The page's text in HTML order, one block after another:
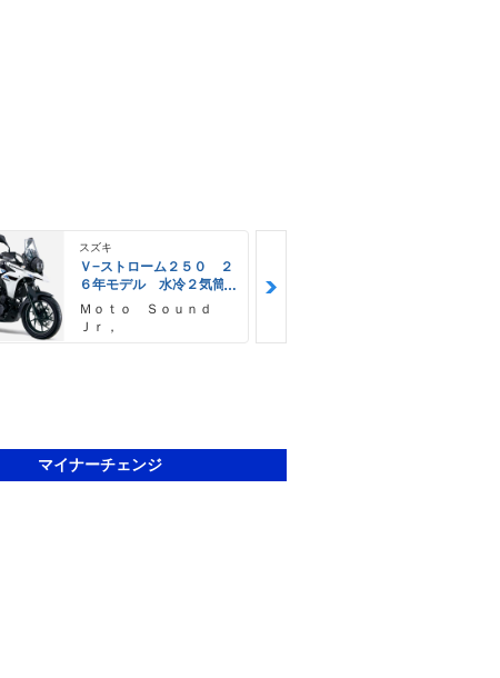
スズキ
Ｖ−ストローム２５０ ２
６年モデル 水冷２気筒
エンジン ＬＥＤヘッド
ライト標準装備
Ｍｏｔｏ Ｓｏｕｎｄ
Ｊｒ，
マイナーチェンジ